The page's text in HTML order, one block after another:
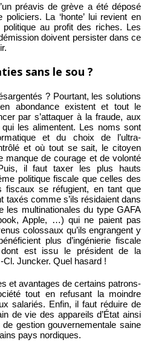
préavis de grève a été déposé
La ‘honte’ lui revient en
au profit des riches. Les
doivent persister dans ce
sans le sou ?
? Pourtant, les solutions
abondance existent et tout le
par s’attaquer à la fraude, aux
les alimentent. Les noms sont
et du choix de l’ultra-
et où tout se sait, le citoyen
manque de courage et de volonté
il faut taxer les plus hauts
politique fiscale que celles des
se réfugient, en tant que
taxés comme s’ils résidaient dans
les multinationales du type GAFA
Apple, …) qui ne paient pas
colossaux qu’ils engrangent y
plus d’ingénierie fiscale
est issu le président de la
Juncker. Quel hasard !
et avantages de certains patrons-
tout en refusant la moindre
salariés. Enfin, il faut réduire de
de vie des appareils d’État ainsi
gestion gouvernementale saine
pays nordiques.